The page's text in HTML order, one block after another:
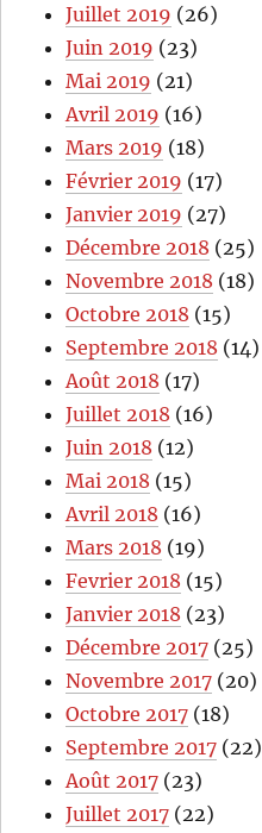
Juillet 2019 (26)
Juin 2019 (23)
Mai 2019 (21)
Avril 2019 (16)
Mars 2019 (18)
Février 2019 (17)
Janvier 2019 (27)
Décembre 2018 (25)
Novembre 2018 (18)
Octobre 2018 (15)
Septembre 2018 (14)
Août 2018 (17)
Juillet 2018 (16)
Juin 2018 (12)
Mai 2018 (15)
Avril 2018 (16)
Mars 2018 (19)
Fevrier 2018 (15)
Janvier 2018 (23)
Décembre 2017 (25)
Novembre 2017 (20)
Octobre 2017 (18)
Septembre 2017 (22)
Août 2017 (23)
Juillet 2017 (22)